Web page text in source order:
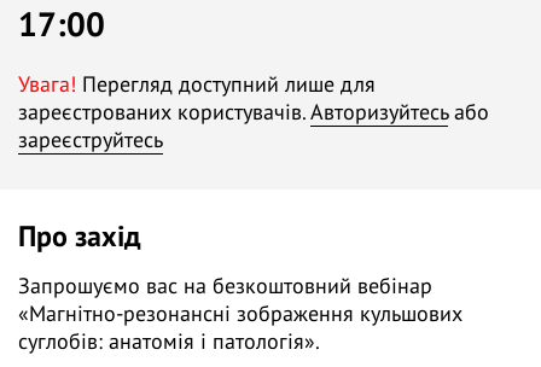
17:00
Увага! Перегляд доступний лише для
зареєстрованих користувачів.Авторизуйтесьабо
зареєструйтесь
Про захід
Запрошуємо вас на безкоштовний вебінар
«Магнітно-резонансні зображення кульшових
суглобів: анатомія і патологія».